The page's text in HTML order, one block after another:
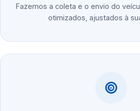
Fazemos a coleta e o envio do
otimizados, ajustados à